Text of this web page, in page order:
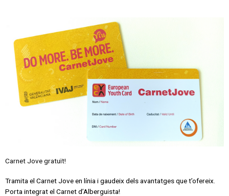
Carnet Jove gratuït!
Tramita el Carnet Jove en línia i gaudeix dels avantatges que t’ofereix.
Porta integrat el Carnet d’Alberguista!